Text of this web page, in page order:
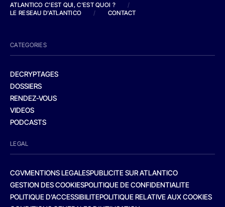
ATLANTICO C'EST QUI, C'EST QUOI ?
/
LE RESEAU D'ATLANTICO
/ CONTACT
CATEGORIES
DECRYPTAGES
DOSSIERS
RENDEZ-VOUS
VIDEOS
PODCASTS
LEGAL
CGVMENTIONS LEGALESPUBLICITE SUR ATLANTICO
GESTION DES COOKIESPOLITIQUE DE CONFIDENTIALITE
POLITIQUE D’ACCESSIBILITEPOLITIQUE RELATIVE AUX COOKIES